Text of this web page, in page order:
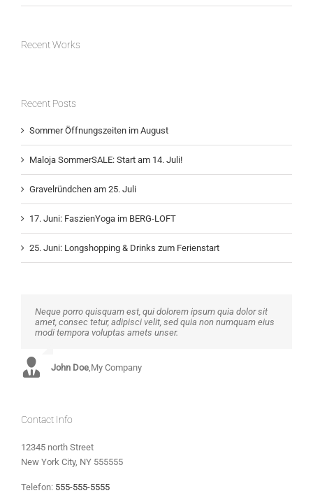
Recent Works
Recent Posts
Sommer Öffnungszeiten im August
Maloja SommerSALE: Start am 14. Juli!
Gravelründchen am 25. Juli
17. Juni: FaszienYoga im BERG-LOFT
25. Juni: Longshopping & Drinks zum Ferienstart
Neque porro quisquam est, qui dolorem ipsum quia dolor sit
amet, consec tetur, adipisci velit, sed quia non numquam eius
modi tempora voluptas amets unser.
John Doe My Company
Aliquam erat volutpat. Quisque at est id ligula facilisis laoreet
eget pulvinar nibh. Suspendisse at ultrices dui. Curabitur ac
felis arcu sadips ipsums fugiats nemis.
Luke Beck,Theme Fusion
Contact Info
12345 north Street
New York City, NY 555555
Telefon: 555-555-5555